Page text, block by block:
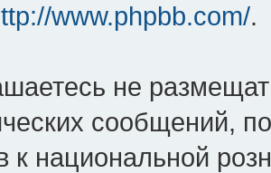
www.phpbb.com/.
не
сообщений,
к национальной